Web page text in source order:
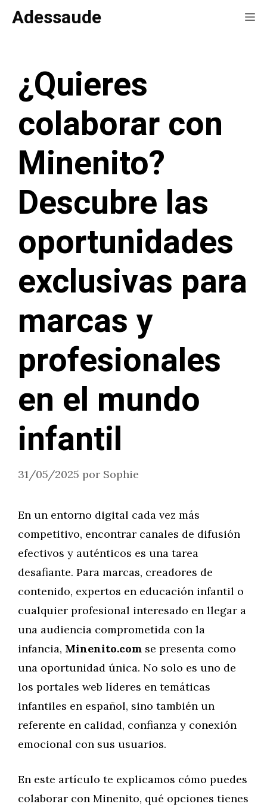
SaltarAdessaude
¿Quieres
colaborar con
Minenito?
Descubre las
oportunidades
exclusivas para
marcas y
profesionales
en el mundo
infantil
31/05/2025 por Sophie
En un entorno digital cada vez más
competitivo, encontrar canales de difusión
efectivos y auténticos es una tarea
desafiante. Para marcas, creadores de
contenido, expertos en educación infantil o
cualquier profesional interesado en llegar a
una audiencia comprometida con la
infancia, Minenito.com se presenta como
una oportunidad única. No solo es uno de
los portales web líderes en temáticas
infantiles en español, sino también un
referente en calidad, confianza y conexión
emocional con sus usuarios.
En este artículo te explicamos cómo puedes
colaborar con Minenito, qué opciones tienes